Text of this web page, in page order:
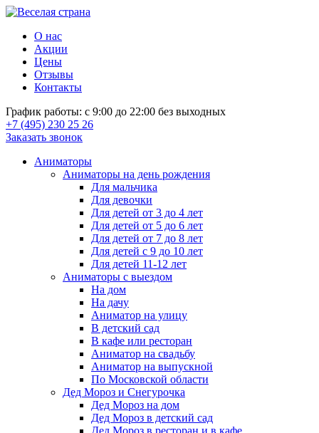
О нас
Акции
Цены
Отзывы
Контакты
График работы: с 9:00 до 22:00 без выходных
+7 (495) 230 25 26
Заказать звонок
Аниматоры
Аниматоры на день рождения
Для мальчика
Для девочки
Для детей от 3 до 4 лет
Для детей от 5 до 6 лет
Для детей от 7 до 8 лет
Для детей с 9 до 10 лет
Для детей 11-12 лет
Аниматоры с выездом
На дом
На дачу
Аниматор на улицу
В детский сад
В кафе или ресторан
Аниматор на свадьбу
Аниматор на выпускной
По Московской области
Дед Мороз и Снегурочка
Дед Мороз на дом
Дед Мороз в детский сад
Дед Мороз в ресторан и в кафе